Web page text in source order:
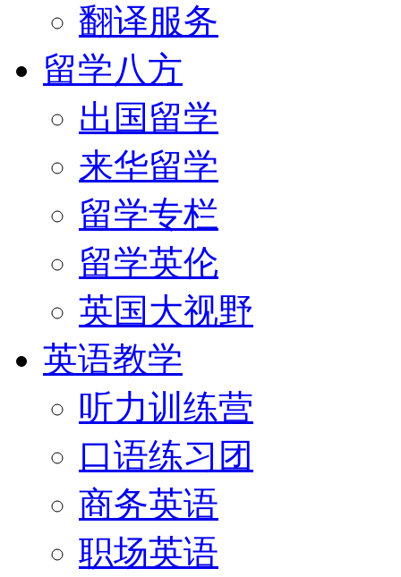
翻译服务
留学八方
出国留学
来华留学
留学专栏
留学英伦
英国大视野
英语教学
听力训练营
口语练习团
商务英语
职场英语